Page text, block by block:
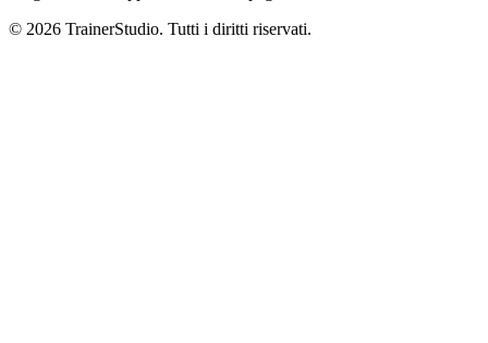
© 2026 TrainerStudio. Tutti i diritti riservati.